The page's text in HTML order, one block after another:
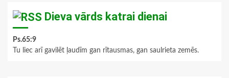
Dieva vārds katrai dienai
Ps.65:9
Tu liec arī gavilēt ļaudīm gan rītausmas, gan saulrieta zemēs.